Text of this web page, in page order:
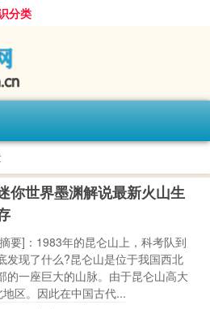
分类
你世界墨渊解说最新火山生
要]：1983年的昆仑山上，科考队到
发现了什么?昆仑山是位于我国西北
的一座巨大的山脉。由于昆仑山高大
区。因此在中国古代...